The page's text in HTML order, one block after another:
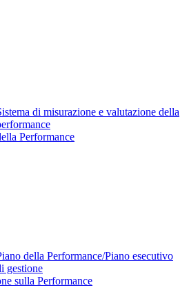
di misurazione e valutazione della
Performance
della Performance/Piano esecutivo
gestione
sulla Performance